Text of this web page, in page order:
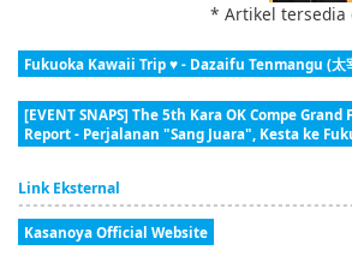
* Artikel tersedia
Fukuoka Kawaii Trip ♥ - Dazaifu Tenmangu (太
[EVENT SNAPS] The 5th Kara OK Compe
Report - Perjalanan "Sang Juara", Kesta ke
Link Eksternal
Kasanoya Official Website